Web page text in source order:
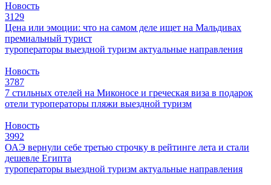
Новость
3129
Цена или эмоции: что на самом деле ищет на Мальдивах
премиальный турист
туроператоры выездной туризм актуальные направления
Новость
3787
7 стильных отелей на Миконосе и греческая виза в подарок
отели туроператоры пляжи выездной туризм
Новость
3992
ОАЭ вернули себе третью строчку в рейтинге лета и стали
дешевле Египта
туроператоры выездной туризм актуальные направления